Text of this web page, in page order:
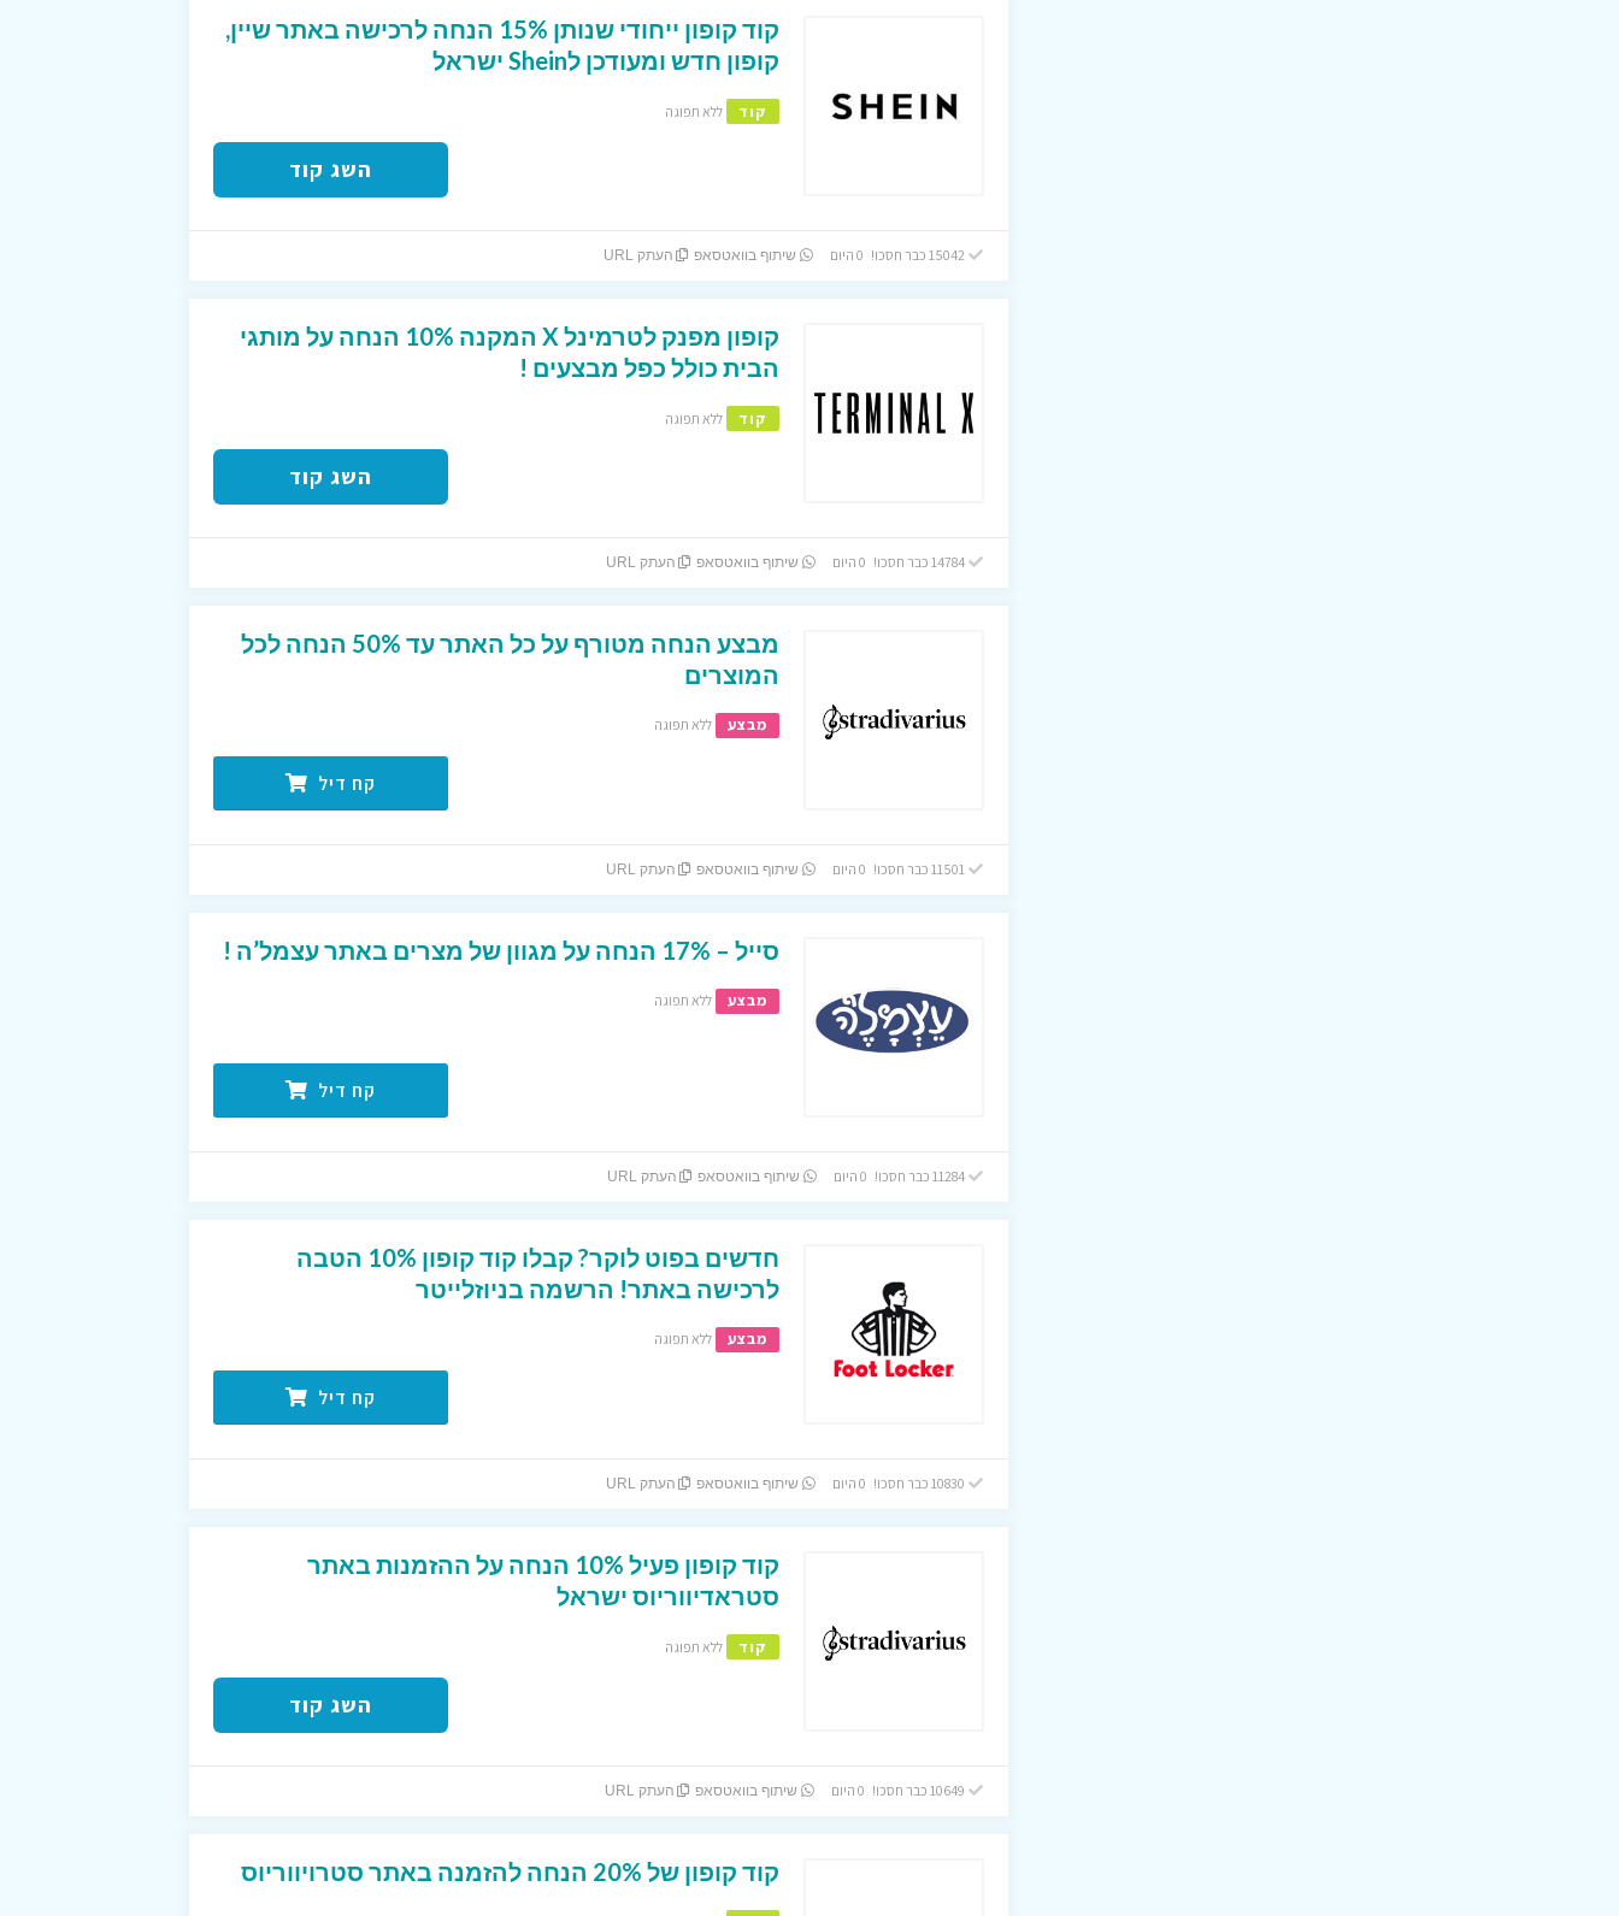
קוד קופון ייחודי שנותן 15% הנחה לרכישה באתר שיין,
קופון חדש ומעודכן לShein ישראל
קוד ללא תפוגה
השג קוד
15042 כבר חסכו! 0 היום שיתוף בוואטסאפ העתק URL
קופון מפנק לטרמינל X המקנה 10% הנחה על מותגי
הבית כולל כפל מבצעים !
קוד ללא תפוגה
השג קוד
14784 כבר חסכו! 0 היום שיתוף בוואטסאפ העתק URL
מבצע הנחה מטורף על כל האתר עד 50% הנחה לכל
המוצרים
מבצע ללא תפוגה
קח דיל
11501 כבר חסכו! 0 היום שיתוף בוואטסאפ העתק URL
סייל – 17% הנחה על מגוון של מצרים באתר עצמל’ה !
מבצע ללא תפוגה
קח דיל
11284 כבר חסכו! 0 היום שיתוף בוואטסאפ העתק URL
חדשים בפוט לוקר? קבלו קוד קופון 10% הטבה
לרכישה באתר! הרשמה בניוזלייטר
מבצע ללא תפוגה
קח דיל
שיתוף בוואטסאפ העתק URL
קוד קופון פעיל 10% הנחה על ההזמנות באתר
סטראדיווריוס ישראל
קוד ללא תפוגה
השג קוד
שיתוף בוואטסאפ העתק URL
קוד קופון של 20% הנחה להזמנה באתר סטרויווריוס